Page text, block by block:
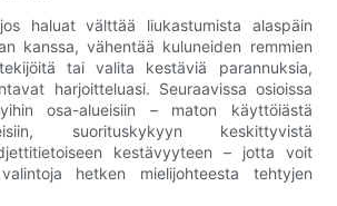
haluat välttää liukastumista alaspäin
kanssa, vähentää kuluneiden remmien
tai valita kestäviä parannuksia,
harjoitteluasi. Seuraavissa osioissa
osa-alueisiin – maton käyttöiästä
suorituskykyyn keskittyvistä
kestävyyteen – jotta voit
hetken mielijohteesta tehtyjen